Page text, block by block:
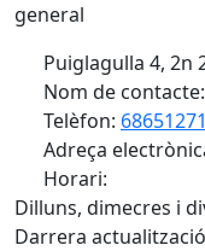
general
Puiglagulla 4, 2n
Nom de
Telèfon:
Adreça
Horari:
Dilluns, dimecres i
Darrera